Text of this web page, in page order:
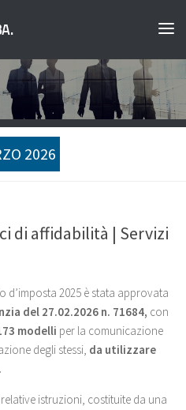
2026
di affidabilità | Servizi
d’imposta 2025 è stata approvata
del 27.02.2026 n. 71684, con
modelli per la comunicazione
degli stessi, da utilizzare
istruzioni, costituite da una